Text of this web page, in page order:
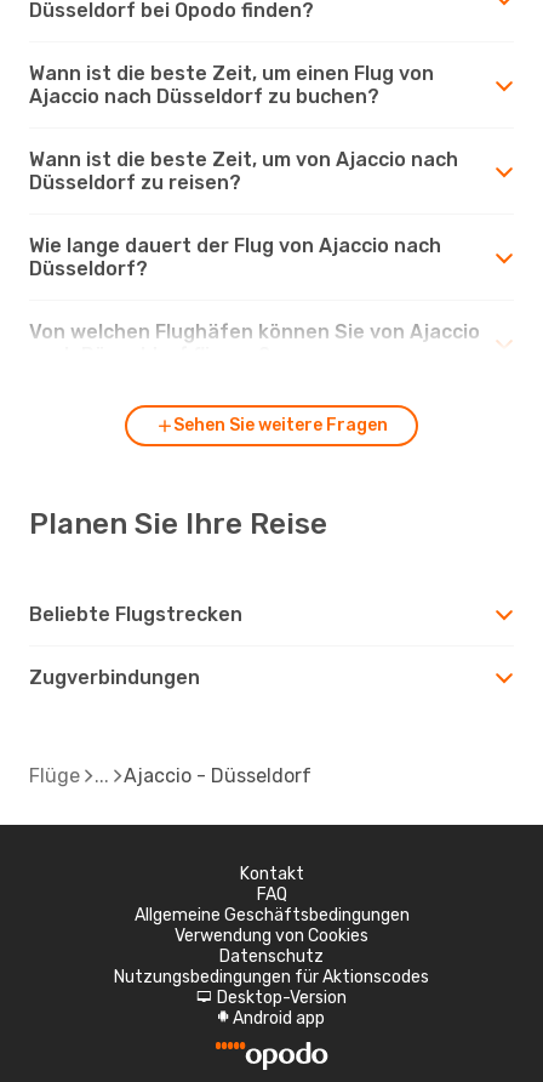
Düsseldorf bei Opodo finden?
Wann ist die beste Zeit, um einen Flug von
Ajaccio nach Düsseldorf zu buchen?
Wann ist die beste Zeit, um von Ajaccio nach
Düsseldorf zu reisen?
Wie lange dauert der Flug von Ajaccio nach
Düsseldorf?
Von welchen Flughäfen können Sie von Ajaccio
Sehen Sie weitere Fragen
Planen Sie Ihre Reise
Beliebte Flugstrecken
Zugverbindungen
Flüge Ajaccio - Düsseldorf
Kontakt
FAQ
Allgemeine Geschäftsbedingungen
Verwendung von Cookies
Datenschutz
Nutzungsbedingungen für Aktionscodes
d Desktop-Version
A Android app